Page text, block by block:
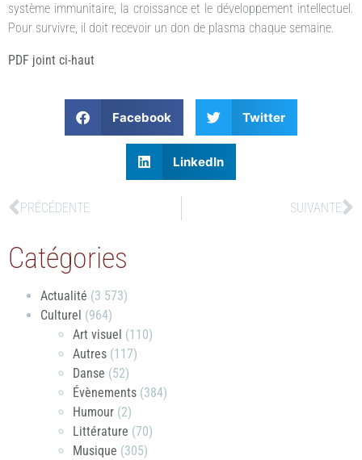
système immunitaire, la croissance et le développement intellectuel.
Pour survivre, il doit recevoir un don de plasma chaque semaine.
PDF joint ci-haut
Facebook Twitter
LinkedIn
PRÉCÉDENTE SUIVANTE
Catégories
Actualité (3 573)
Culturel (964)
Art visuel (110)
Autres (117)
Danse (52)
Évènements (384)
Humour (2)
Littérature (70)
Musique (305)